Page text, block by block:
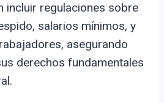
incluir regulaciones sobre
salarios mínimos, y
asegurando
derechos fundamentales